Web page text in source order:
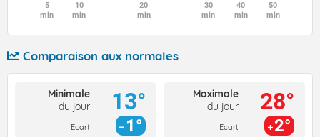
5
min
10
min
20
min
30
min
40
min
50
min
Comparaison aux normales
Minimale
du jour
Ecart
13°
1°
Maximale
du jour
Ecart
28°
2°